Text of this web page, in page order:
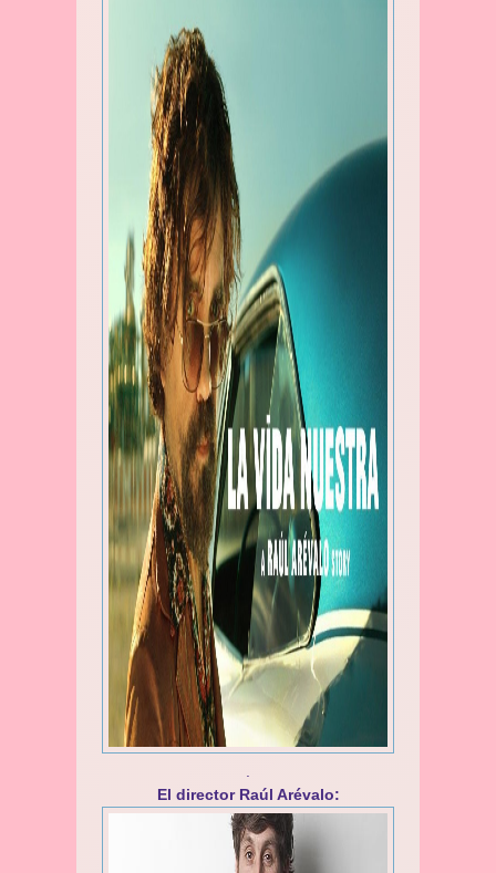
El director Raúl Arévalo: